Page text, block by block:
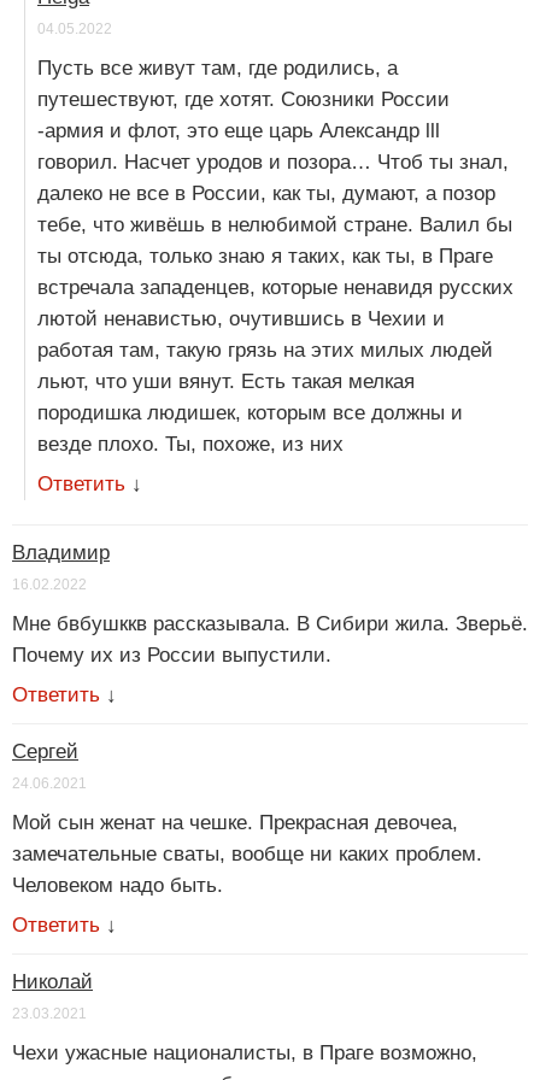
04.05.2022
Пусть все живут там, где родились, а
путешествуют, где хотят. Союзники России
-армия и флот, это еще царь Александр lll
говорил. Насчет уродов и позора… Чтоб ты знал,
далеко не все в России, как ты, думают, а позор
тебе, что живёшь в нелюбимой стране. Валил бы
ты отсюда, только знаю я таких, как ты, в Праге
встречала западенцев, которые ненавидя русских
лютой ненавистью, очутившись в Чехии и
работая там, такую грязь на этих милых людей
льют, что уши вянут. Есть такая мелкая
породишка людишек, которым все должны и
везде плохо. Ты, похоже, из них
Ответить ↓
Владимир
16.02.2022
Мне бвбушккв рассказывала. В Сибири жила. Зверьё.
Почему их из России выпустили.
Ответить ↓
Сергей
24.06.2021
Мой сын женат на чешке. Прекрасная девочеа,
замечательные сваты, вообще ни каких проблем.
Человеком надо быть.
Ответить ↓
Николай
23.03.2021
Чехи ужасные националисты, в Праге возможно,